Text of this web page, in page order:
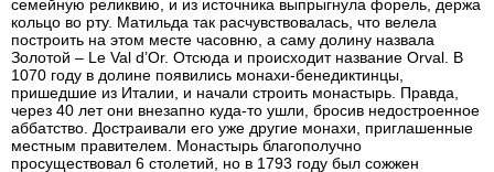
семейную реликвию, и из источника выпрыгнула форель, держа
кольцо во рту. Матильда так расчувствовалась, что велела
построить на этом месте часовню, а саму долину назвала
Золотой – Le Val d’Or. Отсюда и происходит название Orval. В
1070 году в долине появились монахи-бенедиктинцы,
пришедшие из Италии, и начали строить монастырь. Правда,
через 40 лет они внезапно куда-то ушли, бросив недостроенное
аббатство. Достраивали его уже другие монахи, приглашенные
местным правителем. Монастырь благополучно
просуществовал 6 столетий, но в 1793 году был сожжен